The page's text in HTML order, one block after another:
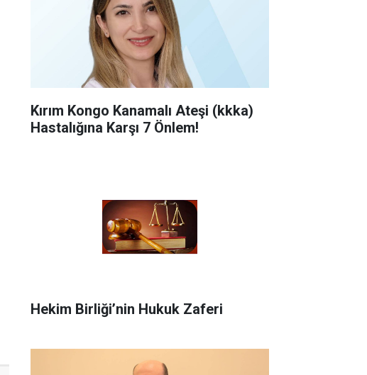
Kırım Kongo Kanamalı Ateşi (kkka)
Hastalığına Karşı 7 Önlem!
Hekim Birliği’nin Hukuk Zaferi